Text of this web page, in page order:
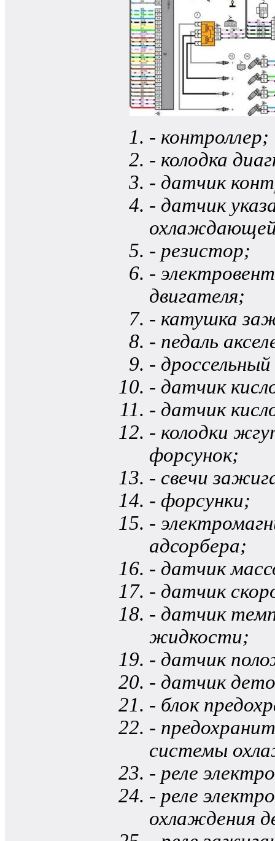
- контроллер;
- колодка
- датчик
- датчик
- резистор;
-
двигателя;
- катушка
- педаль
-
- датчик
- датчик
- колодки
форсунок;
- свечи
- форсунки;
-
адсорбера;
- датчик
- датчик
- датчик
жидкости;
- датчик
- датчик
- блок
-
системы
- реле
- реле
охлаждения